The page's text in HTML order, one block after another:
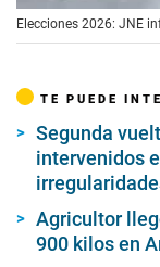
Elecciones 2026: JNE
TE PUEDE
Segunda
intervenidos
Agricultor
900 kilos en